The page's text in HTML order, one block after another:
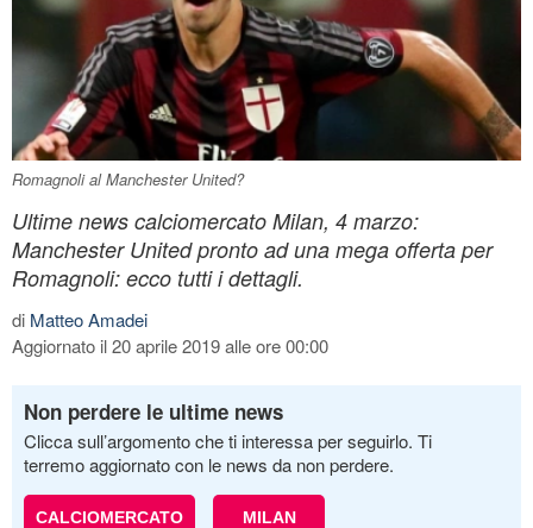
Romagnoli al Manchester United?
Ultime news calciomercato Milan, 4 marzo:
Manchester United pronto ad una mega offerta per
Romagnoli: ecco tutti i dettagli.
di Matteo Amadei
Aggiornato il 20 aprile 2019 alle ore 00:00
Non perdere le ultime news
Clicca sull’argomento che ti interessa per seguirlo. Ti
terremo aggiornato con le news da non perdere.
CALCIOMERCATO MILAN